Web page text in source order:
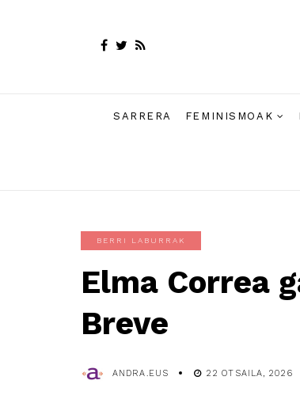
SARRERA FEMINISMOAK
BERRI LABURRAK
Elma Correa
Breve
ANDRA.EUS 22 OTSAILA, 2026